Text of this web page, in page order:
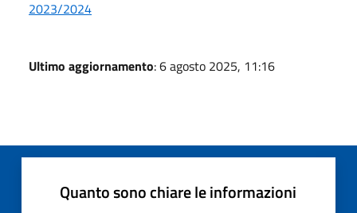
2023/2024
Ultimo aggiornamento: 6 agosto 2025, 11:16
Quanto sono chiare le informazioni